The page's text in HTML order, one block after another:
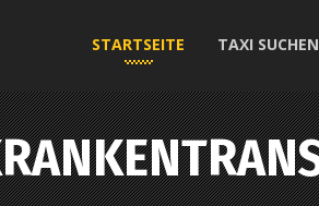
STARTSEITE TAXI SUCHEN